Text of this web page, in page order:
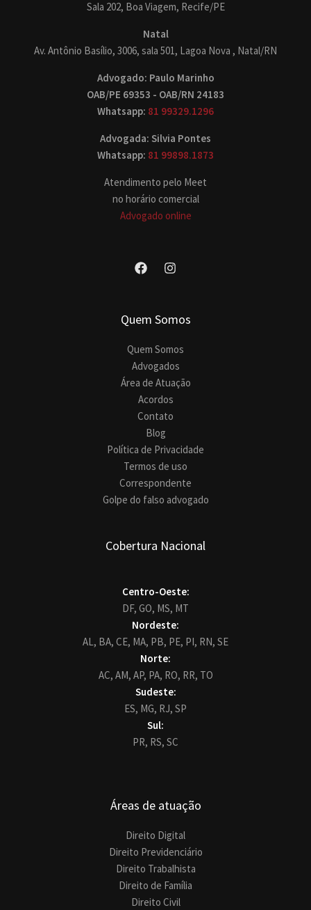
Sala 202, Boa Viagem, Recife/PE
Natal
Av. Antônio Basílio, 3006, sala 501, Lagoa Nova , Natal/RN
Advogado: Paulo Marinho
OAB/PE 69353 - OAB/RN 24183
Whatsapp: 81 99329.1296
Advogada: Silvia Pontes
Whatsapp: 81 99898.1873
Atendimento pelo Meet
no horário comercial
Advogado online
Quem Somos
Quem Somos
Advogados
Área de Atuação
Acordos
Contato
Blog
Política de Privacidade
Termos de uso
Correspondente
Golpe do falso advogado
Cobertura Nacional
Centro-Oeste:
DF, GO, MS, MT
Nordeste:
AL, BA, CE, MA, PB, PE, PI, RN, SE
Norte:
AC, AM, AP, PA, RO, RR, TO
Sudeste:
ES, MG, RJ, SP
Sul:
PR, RS, SC
Áreas de atuação
Direito Digital
Direito Previdenciário
Direito Trabalhista
Direito de Família
Direito Civil